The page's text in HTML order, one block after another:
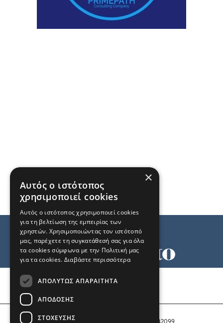
Αριθμός Πιστοποίησης Μ.Η.Τ. 242099
×
Αυτός ο ιστότοπος
χρησιμοποιεί cookies
Αυτός ο ιστότοπος χρησιμοποιεί cookies
για τη βελτίωση της εμπειρίας των
χρηστών. Χρησιμοποιώντας τον ιστότοπό
μας, παρέχετε τη συγκατάθεσή σας για όλα
τα cookies σύμφωνα με την Πολιτική μας
για τα cookies. Διαβάστε περισσότερα
ΑΠΟΛΎΤΩΣ ΑΠΑΡΑΊΤΗΤΑ
ΑΠΌΔΟΣΗΣ
ΣΤΌΧΕΥΣΗΣ